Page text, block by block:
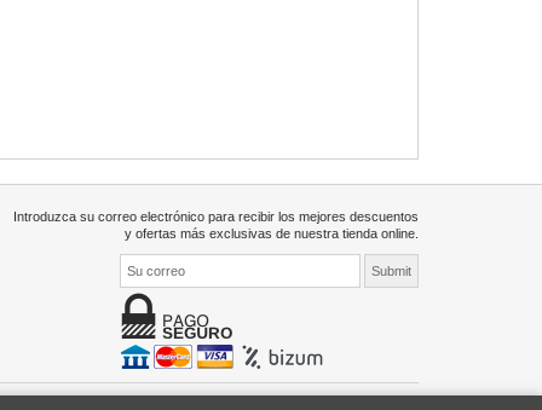
Introduzca su correo electrónico para recibir los mejores descuentos
y ofertas más exclusivas de nuestra tienda online.